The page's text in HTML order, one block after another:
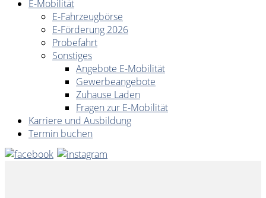
E-Mobilität
E-Fahrzeugbörse
E-Förderung 2026
Probefahrt
Sonstiges
Angebote E-Mobilität
Gewerbeangebote
Zuhause Laden
Fragen zur E-Mobilität
Karriere und Ausbildung
Termin buchen